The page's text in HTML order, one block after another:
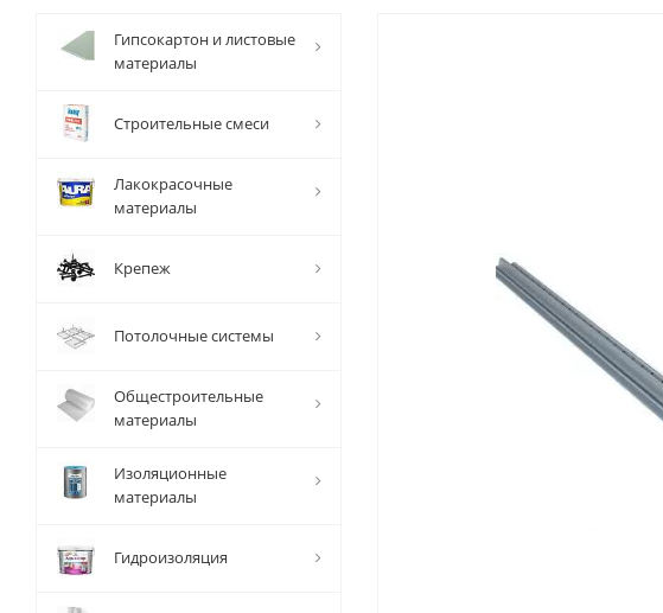
Гипсокартон и листовые
материалы
Строительные смеси
Лакокрасочные
материалы
Крепеж
Потолочные системы
Общестроительные
материалы
Изоляционные
материалы
Гидроизоляция